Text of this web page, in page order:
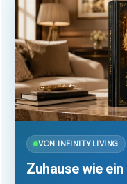
VON INFINITY.LIVING
Zuhause wie